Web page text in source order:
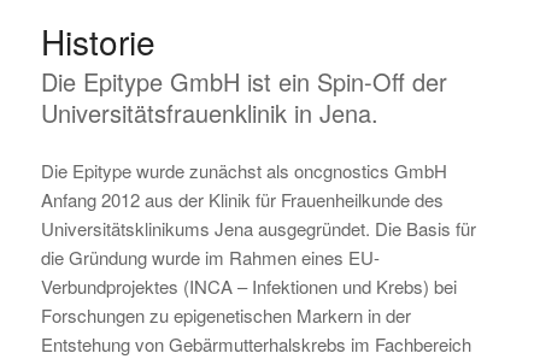
Historie
Die Epitype GmbH ist ein Spin-Off der
Universitätsfrauenklinik in Jena.
Die Epitype wurde zunächst als oncgnostics GmbH
Anfang 2012 aus der Klinik für Frauenheilkunde des
Universitätsklinikums Jena ausgegründet. Die Basis für
die Gründung wurde im Rahmen eines EU-
Verbundprojektes (INCA – Infektionen und Krebs) bei
Forschungen zu epigenetischen Markern in der
Entstehung von Gebärmutterhalskrebs im Fachbereich